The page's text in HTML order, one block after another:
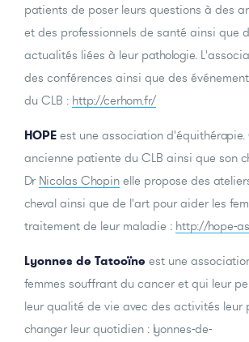
patients de poser leurs questions à des
et des professionnels de santé ainsi que
actualités liées à leur pathologie.
des conférences ainsi que des
du CLB : http://cerhom.fr/
HOPE est une association d'équithérapie.
ancienne patiente du CLB ainsi que son
Dr Nicolas Chopin elle propose des
cheval ainsi que de l'art pour aider les
traitement de leur maladie : http://hope-
Lyonnes de Tatooïne est une
femmes souffrant du cancer et qui leur
leur qualité de vie avec des activités leur
changer leur quotidien : lyonnes-de-